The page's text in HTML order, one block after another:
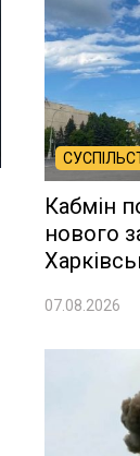
Кабмін
нового
07.08.2026